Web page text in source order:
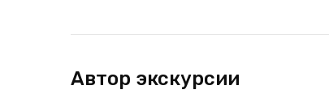
Автор экскурсии